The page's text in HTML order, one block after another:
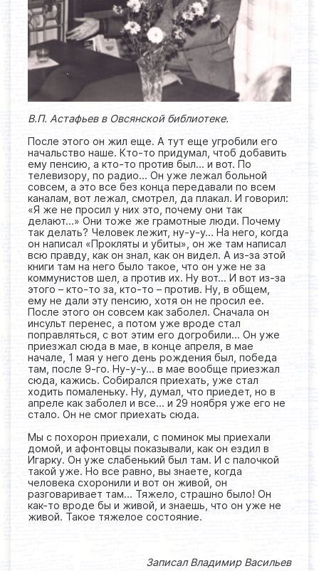
В.П. Астафьев в Овсянской библиотеке.
После этого он жил еще. А тут еще угробили его
начальство наше. Кто-то придумал, чтоб добавить
ему пенсию, а кто-то против был… и вот. По
телевизору, по радио… Он уже лежал больной
совсем, а это все без конца передавали по всем
каналам, вот лежал, смотрел, да плакал. И говорил:
«Я же не просил у них это, почему они так
делают…» Они тоже же грамотные люди. Почему
так делать? Человек лежит, ну-у-у… На него, когда
он написал «Прокляты и убиты», он же там написал
всю правду, как он знал, как он видел. А из-за этой
книги там на него было такое, что он уже не за
коммунистов шел, а против их. Ну вот… И вот из-за
этого – кто-то за, кто-то – против. Ну, в общем,
ему не дали эту пенсию, хотя он не просил ее.
После этого он совсем как заболел. Сначала он
инсульт перенес, а потом уже вроде стал
поправляться, с вот этим его догробили… Он уже
приезжал сюда в мае, в конце апреля, в мае
начале, 1 мая у него день рождения был, победа
там, после 9-го. Ну-у-у… в мае вообще приезжал
сюда, кажись. Собирался приехать, уже стал
ходить помаленьку. Ну, думал, что приедет, но в
апреле как заболел и все… и 29 ноября уже его не
стало. Он не смог приехать сюда.
Мы с похорон приехали, с поминок мы приехали
домой, и афонтовцы показывали, как он ездил в
Игарку. Он уже слабенький был там. И с палочкой
такой уже. Но все равно, вы знаете, когда
человека схоронили и вот он живой, он
разговаривает там… Тяжело, страшно было! Он
как-то вроде бы и живой, и знаешь, что он уже не
живой. Такое тяжелое состояние.
Записал Владимир Васильев